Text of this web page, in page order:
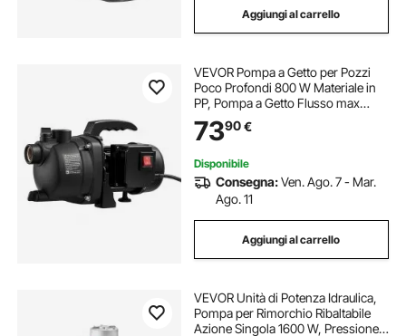
Aggiungi al carrello
VEVOR Pompa a Getto per Pozzi
Poco Profondi 800 W Materiale in
PP, Pompa a Getto Flusso max
3300 L/h per Irrigazione da
Giardino Prato Cortile Prevalenza 8
Surriscaldamento
7390€
Disponibile
Consegna:Ven. Ago. 7 - Mar.
Ago. 11
Aggiungi al carrello
VEVOR Unità di Potenza Idraulica,
Pompa per Rimorchio Ribaltabile
Azione Singola 1600 W, Pressione